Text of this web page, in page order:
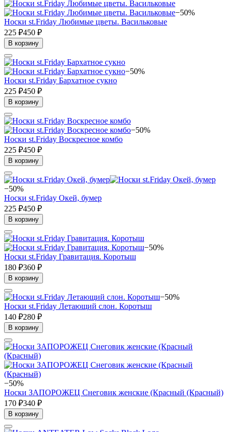
−50%
Носки st.Friday Любимые цветы. Васильковые
225 ₽450 ₽
В корзину
−50%
Носки st.Friday Бархатное сукно
225 ₽450 ₽
В корзину
−50%
Носки st.Friday Воскресное комбо
225 ₽450 ₽
В корзину
−50%
Носки st.Friday Окей, бумер
225 ₽450 ₽
В корзину
−50%
Носки st.Friday Гравитация. Коротыш
180 ₽360 ₽
В корзину
−50%
Носки st.Friday Летающий слон. Коротыш
140 ₽280 ₽
В корзину
−50%
Носки ЗАПОРОЖЕЦ Снеговик женские (Красный (Красный)
170 ₽340 ₽
В корзину